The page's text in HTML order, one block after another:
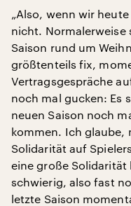
„Also, wenn wir
nicht. Normalerweise
Saison rund um
größtenteils fix,
Vertragsgespräche
noch mal gucken: Es
neuen Saison noch
kommen. Ich glaube,
Solidarität auf
eine große Solidarität
schwierig, also fast
letzte Saison